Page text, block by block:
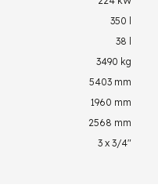
350 l
38 l
3490 kg
5403 mm
1960 mm
2568 mm
3 x 3/4"